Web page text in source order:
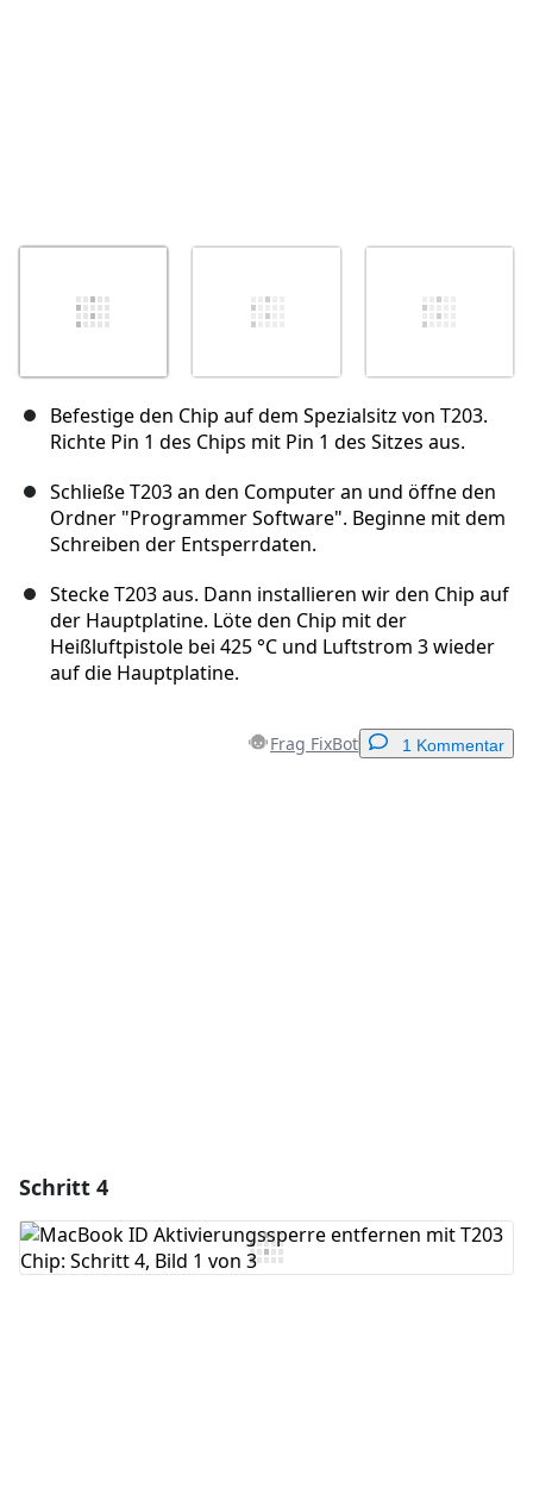
Befestige den Chip auf dem Spezialsitz von T203.
Richte Pin 1 des Chips mit Pin 1 des Sitzes aus.
Schließe T203 an den Computer an und öffne den
Ordner "Programmer Software". Beginne mit dem
Schreiben der Entsperrdaten.
Stecke T203 aus. Dann installieren wir den Chip auf
der Hauptplatine. Löte den Chip mit der
Heißluftpistole bei 425 °C und Luftstrom 3 wieder
auf die Hauptplatine.
Frag FixBot 1 Kommentar
Schritt 4